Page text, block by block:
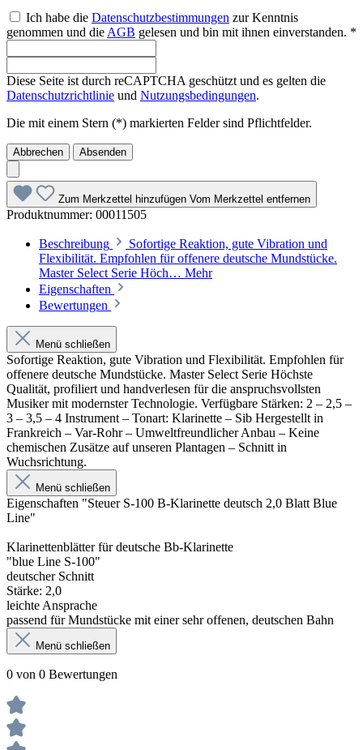
Ich habe die Datenschutzbestimmungen zur Kenntnis
genommen und die AGB gelesen und bin mit ihnen einverstanden. *
Diese Seite ist durch reCAPTCHA geschützt und es gelten die
Datenschutzrichtlinie und Nutzungsbedingungen.
Die mit einem Stern (*) markierten Felder sind Pflichtfelder.
Abbrechen Absenden
Zum Merkzettel hinzufügen Vom Merkzettel entfernen
Produktnummer: 00011505
Beschreibung
Sofortige Reaktion, gute Vibration und
Flexibilität. Empfohlen für offenere deutsche Mundstücke.
Master Select Serie Höch… Mehr
Eigenschaften
Bewertungen
Menü schließen
Sofortige Reaktion, gute Vibration und Flexibilität. Empfohlen für
offenere deutsche Mundstücke. Master Select Serie Höchste
Qualität, profiliert und handverlesen für die anspruchsvollsten
Musiker mit modernster Technologie. Verfügbare Stärken: 2 – 2,5 –
3 – 3,5 – 4 Instrument – ​​Tonart: Klarinette – Sib Hergestellt in
Frankreich – Var-Rohr – Umweltfreundlicher Anbau – Keine
chemischen Zusätze auf unseren Plantagen – Schnitt in
Wuchsrichtung.
Menü schließen
Eigenschaften "Steuer S-100 B-Klarinette deutsch 2,0 Blatt Blue
Line"
Klarinettenblätter für deutsche Bb-Klarinette
"blue Line S-100"
deutscher Schnitt
Stärke: 2,0
leichte Ansprache
passend für Mundstücke mit einer sehr offenen, deutschen Bahn
Menü schließen
0 von 0 Bewertungen